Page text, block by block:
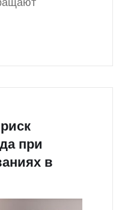
при
в